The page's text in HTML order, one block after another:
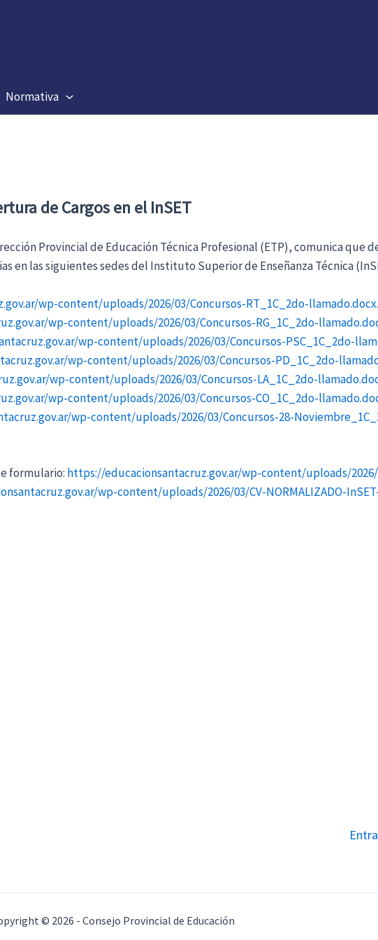
Normativa
de Cargos en el InSET
Provincial de Educación Técnica Profesional (ETP), comunica que
en las siguientes sedes del Instituto Superior de Enseñanza Técnica
wp-content/uploads/2026/03/Concursos-RT_1C_2do-
wp-content/uploads/2026/03/Concursos-RG_1C_2do-
wp-content/uploads/2026/03/Concursos-PSC_1C_2do-
wp-content/uploads/2026/03/Concursos-PD_1C_2do-
wp-content/uploads/2026/03/Concursos-LA_1C_2do-
wp-content/uploads/2026/03/Concursos-CO_1C_2do-
wp-content/uploads/2026/03/Concursos-28-
formulario: https://educacionsantacruz.gov.ar/wp-content/uploads/
wp-content/uploads/2026/03/CV-NORMALIZADO-
© 2026 - Consejo Provincial de Educación